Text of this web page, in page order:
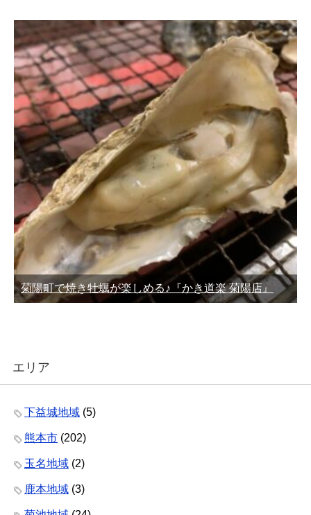
菊陽町で焼き牡蠣が楽しめる♪『かき道楽 菊陽店』
エリア
下益城地域 (5)
熊本市 (202)
玉名地域 (2)
鹿本地域 (3)